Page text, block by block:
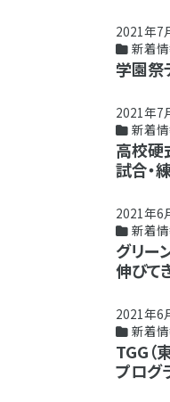
2021年7
新着
学園祭
2021年7
新着
高校
試合・
2021年6
新着
グリー
伸びて
2021年6
新着
TGG（
プログ